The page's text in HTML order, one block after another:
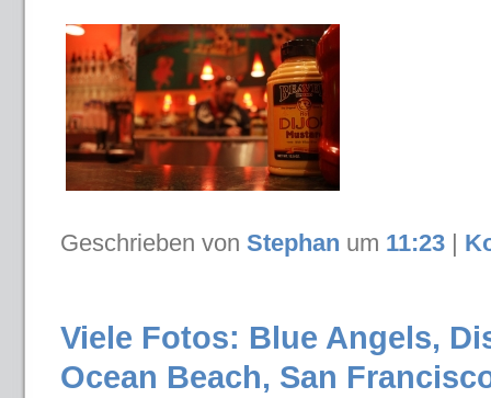
Geschrieben von Stephan um 11:23
Viele Fotos: Blue Angels,
Ocean Beach, San